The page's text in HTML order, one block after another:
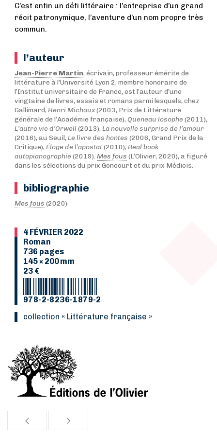
C’est enfin un défi littéraire : l’entreprise d’un grand
récit patronymique, l’aventure d’un nom propre très
commun.
l’auteur
Jean-Pierre Martin, écrivain, professeur émérite de
littérature à l’Université Lyon 2, membre honoraire de
l’Institut universitaire de France, est l’auteur d’une
vingtaine de livres, essais et romans parmi lesquels, chez
Gallimard, Henri Michaux(2003, Prix de Littérature
générale de l’Académie française), Queneau losophe(2011),
L’autre vie d’Orwell(2013), La nouvelle surprise de l’amour
(2016), au Seuil, Le livre des hontes (2006, Grand Prix de la
Critique), Éloge de l’apostat(2010), Real book
autopianographie(2019). Mes fous (L’Olivier, 2020), a figuré
dans les sélections du prix Goncourt et du prix Médicis.
bibliographie
Mes fous (2020)
4 FÉVRIER 2022
Roman
736 pages
145 × 200 mm
23 €
978-2-8236-1879-2
collection « Littérature française »